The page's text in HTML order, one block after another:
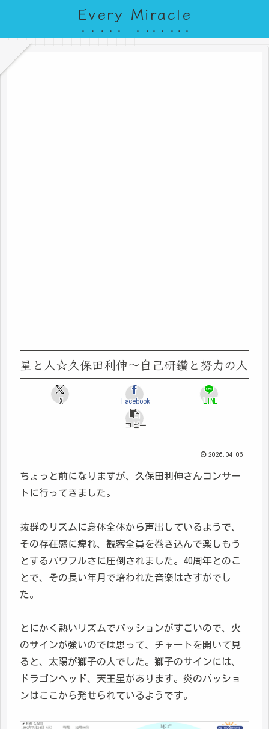
Every Miracle
星と人☆久保田利伸～自己研鑽と努力の人
X Facebook LINE
コピー
2026.04.06
ちょっと前になりますが、久保田利伸さんコンサー
トに行ってきました。
抜群のリズムに身体全体から声出しているようで、
その存在感に痺れ、観客全員を巻き込んで楽しもう
とするパワフルさに圧倒されました。40周年とのこ
とで、その長い年月で培われた音楽はさすがでし
た。
とにかく熱いリズムでパッションがすごいので、火
のサインが強いのでは思って、チャートを開いて見
ると、太陽が獅子の人でした。獅子のサインには、
ドラゴンヘッド、天王星があります。炎のパッショ
ンはここから発せられているようです。